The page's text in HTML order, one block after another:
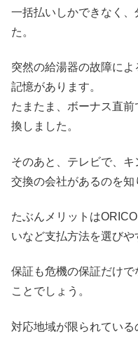
一括払いしかできなく
た。
突然の給湯器の故障に
記憶があります。
たまたま、ボーナス直
換しました。
そのあと、テレビで、
交換の会社があるのを知
たぶんメリットは
いなど支払方法を選びや
保証も危機の保証だけ
ことでしょう。
対応地域が限られている